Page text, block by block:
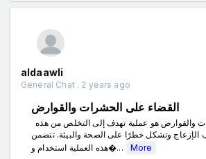
aldaawli
General Chat . 2 years ago
القضاء على الحشرات والقوارض
القضاء على الحشرات والقوارض هو عملية تهدف إلى التخلص من هذه
الإزعاج وتشكل خطرًا على الصحة والبيئة. تتضمن
هذه العملية استخدام و�...
More